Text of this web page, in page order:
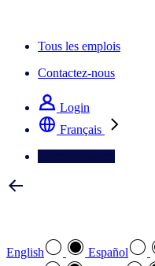
Tous les emplois
Contactez-nous
Login
Français
English Español